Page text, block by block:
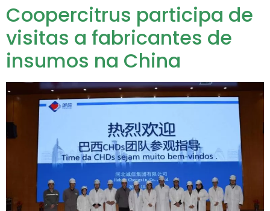
Coopercitrus participa de
visitas a fabricantes de
insumos na China